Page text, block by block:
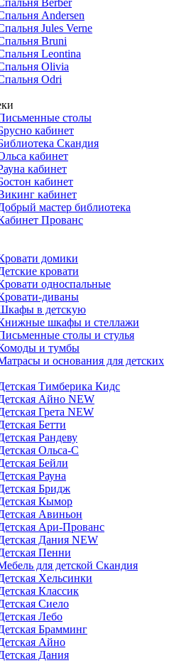
Andersen
Jules Verne
Bruni
Leontina
Olivia
Odri
столы
кабинет
Скандия
кабинет
кабинет
кабинет
кабинет
мастер библиотека
Прованс
домики
кровати
односпальные
диваны
в детскую
шкафы и стеллажи
столы и стулья
и тумбы
и основания для детских
Тимберика Кидс
Айно NEW
Грета NEW
Бетти
Рандеву
Ольса-С
Бейли
Рауна
Бридж
Кымор
Авиньон
Ари-Прованс
Дания NEW
Пенни
для детской Скандия
Хельсинки
Классик
Сиело
Лебо
Брамминг
Айно
Дания